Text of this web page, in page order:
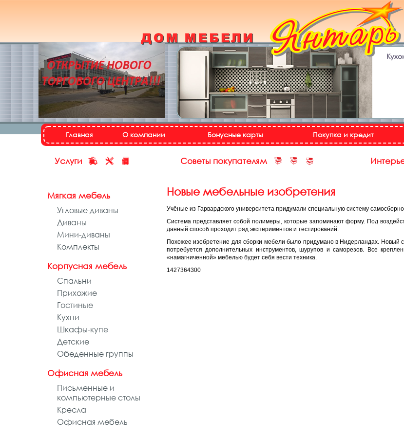
Кухонный гарнитур
«Настя»
Назад
Главная О компании Бонусные карты Покупка и кредит
Услуги Советы покупателям
Новые мебельные изобретения
Учёные из Гарвардского университета придумали специальную систему
Система представляет собой полимеры, которые запоминают форму. Под
данный способ проходит ряд экспериментов и тестирований.
Похожее изобретение для сборки мебели было придумано в Нидерландах. Новый
потребуется дополнительных инструментов, шурупов и саморезов. Все
«намагниченной» мебелью будет себя вести техника.
1427364300
Мягкая мебель
Угловые диваны
Диваны
Мини-диваны
Комплекты
Корпусная мебель
Спальни
Прихожие
Гостиные
Кухни
Шкафы-купе
Детские
Обеденные группы
Офисная мебель
Письменные и
компьютерные столы
Кресла
Офисная мебель